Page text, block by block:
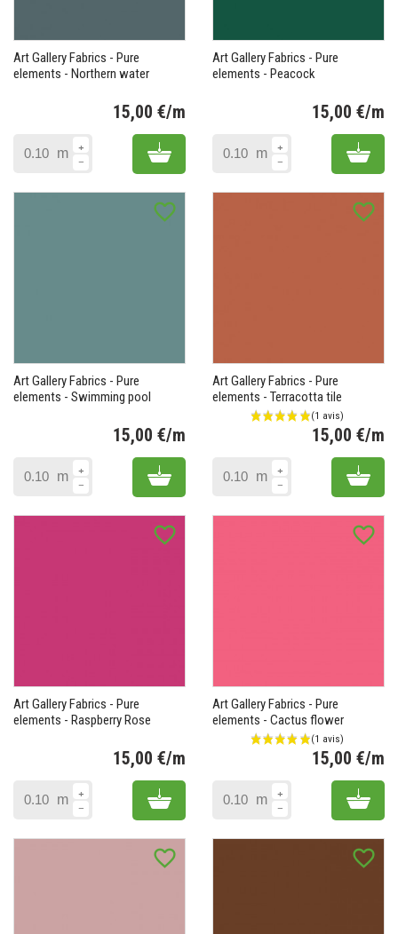
Art Gallery Fabrics - Pure
elements - Northern water
15,00 €/m
m Add to cart
Art Gallery Fabrics - Pure
elements - Peacock
15,00 €/m
m Add
favorite_border
Art Gallery Fabrics - Pure
elements - Swimming pool
15,00 €/m
m Add to cart
favorite_border
Art Gallery Fabrics - Pure
elements - Terracotta tile
15,00 €/m
m Add
favorite_border
Art Gallery Fabrics - Pure
elements - Raspberry Rose
15,00 €/m
m Add to cart
favorite_border
Art Gallery Fabrics - Pure
elements - Cactus flower
15,00 €/m
m Add
favorite_border favorite_border